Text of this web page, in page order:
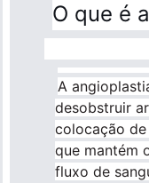
O que é
A
desobstruir
colocação
que mantém
fluxo de